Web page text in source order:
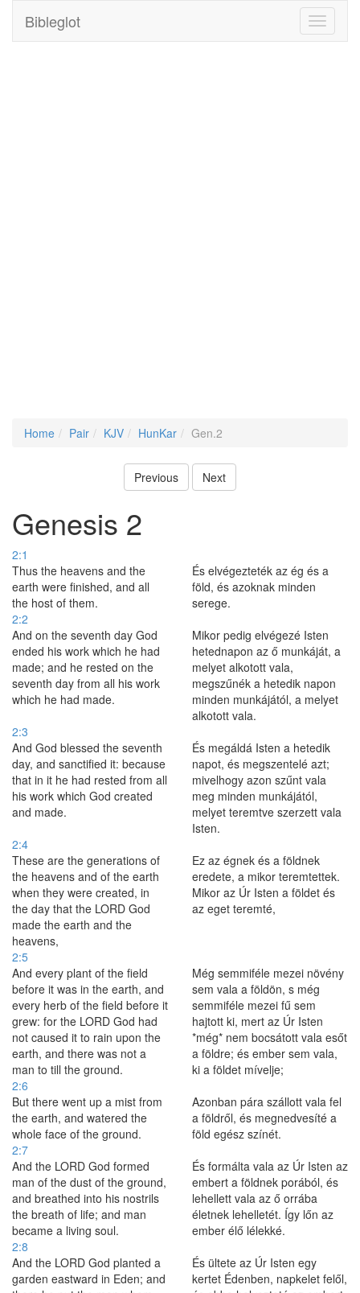
Toggle
Bibleglot
Home Pair KJV HunKar Gen.2
Previous Next
Genesis 2
2:1
Thus the heavens and the
earth were finished, and all
the host of them.
És elvégezteték az ég és a
föld, és azoknak minden
serege.
2:2
And on the seventh day God
ended his work which he had
made; and he rested on the
seventh day from all his work
which he had made.
Mikor pedig elvégezé Isten
hetednapon az ő munkáját, a
melyet alkotott vala,
megszűnék a hetedik napon
minden munkájától, a melyet
alkotott vala.
2:3
And God blessed the seventh
day, and sanctified it: because
that in it he had rested from all
his work which God created
and made.
És megáldá Isten a hetedik
napot, és megszentelé azt;
mivelhogy azon szűnt vala
meg minden munkájától,
melyet teremtve szerzett vala
Isten.
2:4
These are the generations of
the heavens and of the earth
when they were created, in
the day that the LORD God
made the earth and the
heavens,
Ez az égnek és a földnek
eredete, a mikor teremtettek.
Mikor az Úr Isten a földet és
az eget teremté,
2:5
And every plant of the field
before it was in the earth, and
every herb of the field before it
grew: for the LORD God had
not caused it to rain upon the
earth, and there was not a
man to till the ground.
Még semmiféle mezei növény
sem vala a földön, s még
semmiféle mezei fű sem
hajtott ki, mert az Úr Isten
*még* nem bocsátott vala esőt
a földre; és ember sem vala,
ki a földet mívelje;
2:6
But there went up a mist from
the earth, and watered the
whole face of the ground.
Azonban pára szállott vala fel
a földről, és megnedvesíté a
föld egész színét.
2:7
And the LORD God formed
man of the dust of the ground,
and breathed into his nostrils
the breath of life; and man
became a living soul.
És formálta vala az Úr Isten az
embert a földnek porából, és
lehellett vala az ő orrába
életnek lehelletét. Így lőn az
ember élő lélekké.
2:8
And the LORD God planted a
garden eastward in Eden; and
És ültete az Úr Isten egy
kertet Édenben, napkelet felől,